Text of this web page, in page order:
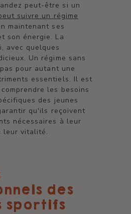
peut-être si un
suivre un régime
maintenant ses
son énergie. La
avec quelques
Un régime sans
pour autant une
essentiels. Il est
les besoins
des jeunes
qu'ils reçoivent
nécessaires à leur
leur vitalité.
des
sportifs